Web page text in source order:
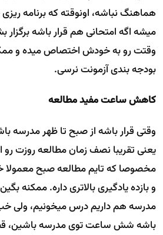
هماهنگ نباشه، اونوقته که برنامه
میشه اگه امتحانی هم قرار باشه برگزار
وقتت رو به خودش اختصاص میده و
بودجه بندی آزمونت نرسی.
کاهش ساعت مفید مطالعه
وقتی قرار باشه از صبح تا ظهر مدرسه
یعنی تقریبا نصف زمان مطالعه روزت
مخصوصا که تایم مطالعه صبح
و بازده یادگیری بالاتری داره. ممکنه
مدرسه هم داریم درس میخونیم، ولی خب
باشه شش ساعت توی مدرسه باشین،